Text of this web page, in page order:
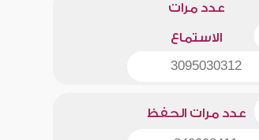
عدد مرات
الاستماع
3095030312
عدد مرات الحفظ